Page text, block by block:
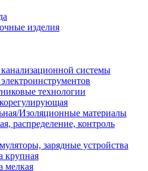
изделия
системы
технологии
Изоляционные материалы
распределение, контроль
зарядные устройства
крупная
мелкая